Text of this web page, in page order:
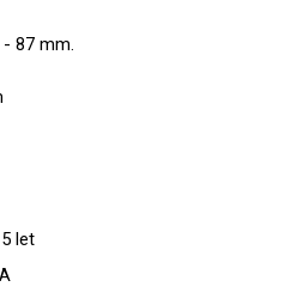
87 mm.
let